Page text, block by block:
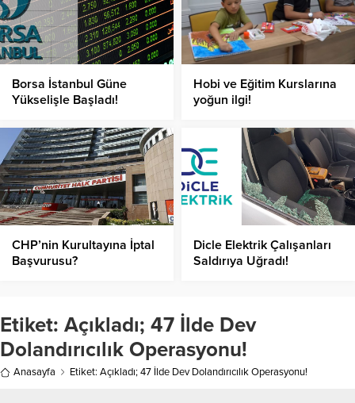
Borsa İstanbul Güne
Yükselişle Başladı!
Hobi ve Eğitim Kurslarına
yoğun ilgi!
CHP’nin Kurultayına İptal
Başvurusu?
Dicle Elektrik Çalışanları
Saldırıya Uğradı!
Etiket: Açıkladı; 47 İlde Dev
Dolandırıcılık Operasyonu!
Anasayfa Etiket: Açıkladı; 47 İlde Dev Dolandırıcılık Operasyonu!